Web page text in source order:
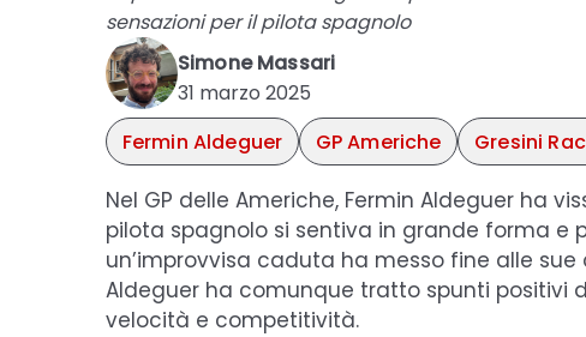
sensazioni per il pilota spagnolo
Simone Massari
31 marzo 2025
Fermin Aldeguer
GP Americhe Gresini
Nel GP delle Americhe, Fermin Aldeguer ha
pilota spagnolo si sentiva in grande forma e
un’improvvisa caduta ha messo fine alle
Aldeguer ha comunque tratto spunti positivi
velocità e competitività.